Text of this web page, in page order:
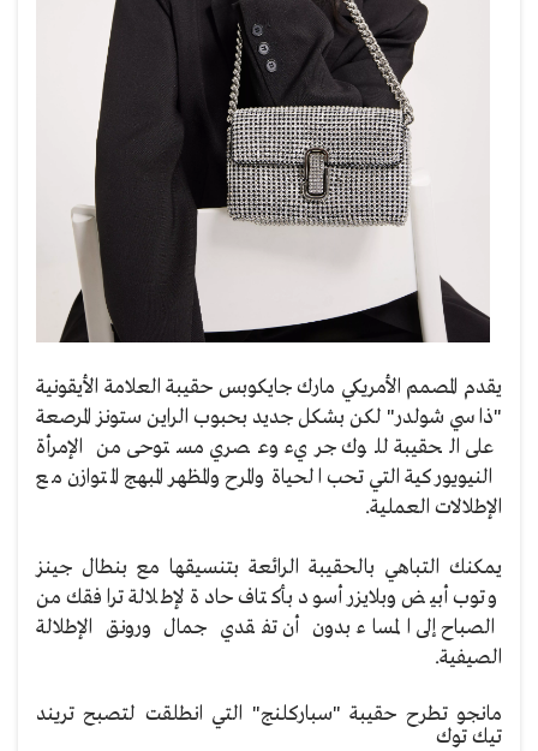
يقدم المصمم الأمريكي مارك جايكوبس حقيبة العلامة الأيقونية
"ذا سي شولدر" لكن بشكل جديد بحبوب الراين ستونز المرصعة
على الحقيبة للوك جريء وعصري مستوحى من الإمرأة
النيويوركية التي تحب الحياة والمرح والمظهر المبهج المتوازن مع
الإطلالات العملية.
يمكنك التباهي بالحقيبة الرائعة بتنسيقها مع بنطال جينز
وتوب أبيض وبلايزر أسود بأكتاف حادة لإطلالة ترافقك من
الصباح إلى المساء بدون أن تفقدي جمال ورونق الإطلالة
الصيفية.
مانجو تطرح حقيبة "سباركلنج" التي انطلقت لتصبح تريند
تيك توك